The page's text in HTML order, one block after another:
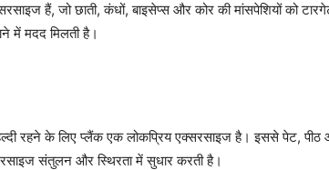
हैं, जो छाती, कंधों, बाइसेप्स और कोर की मांसपेशियों को
में मदद मिलती है।
रहने के लिए प्लैंक एक लोकप्रिय एक्सरसाइज है। इससे पेट, पीठ
संतुलन और स्थिरता में सुधार करती है।